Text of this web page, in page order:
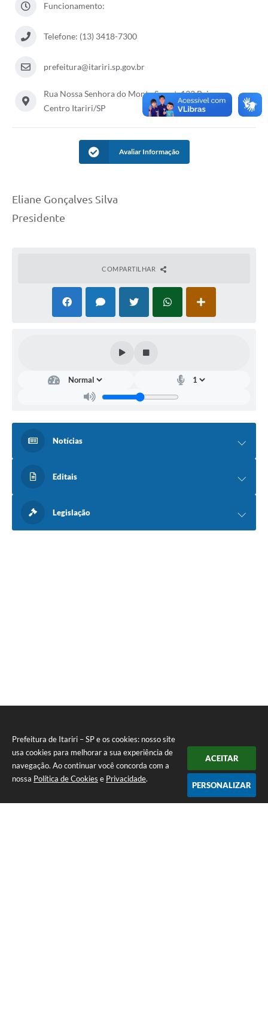
Prefeitura de Itariri – SP e os cookies: nosso site
usa cookies para melhorar a sua experiência de
navegação. Ao continuar você concorda com a
nossa Política de Cookies e Privacidade.
ACEITAR
PERSONALIZAR
Funcionamento:
Telefone: (13) 3418-7300
prefeitura@itariri.sp.gov.br
Rua Nossa Senhora do Monte Serrat, 133 Bairro:
Centro Itariri/SP
Avaliar Informação
Eliane Gonçalves Silva
Presidente
COMPARTILHAR
Notícias
Editais
Legislação